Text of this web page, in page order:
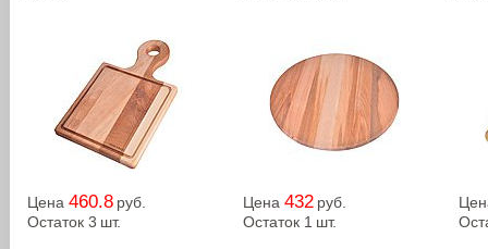
Цена 460.8 руб.
Остаток 3 шт.
Цена 432 руб.
Остаток 1 шт.